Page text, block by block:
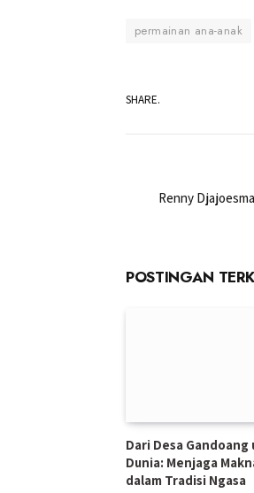
permainan ana-anak
SHARE.
Renny
POSTINGAN
Dari Desa
Dunia: Menjaga
dalam Tradisi Ngasa